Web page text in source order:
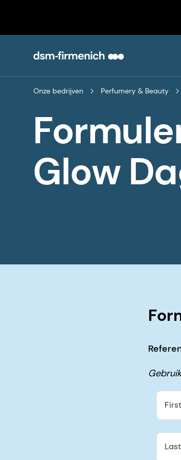
Onze bedrijven Perfumery & Beauty
Glow